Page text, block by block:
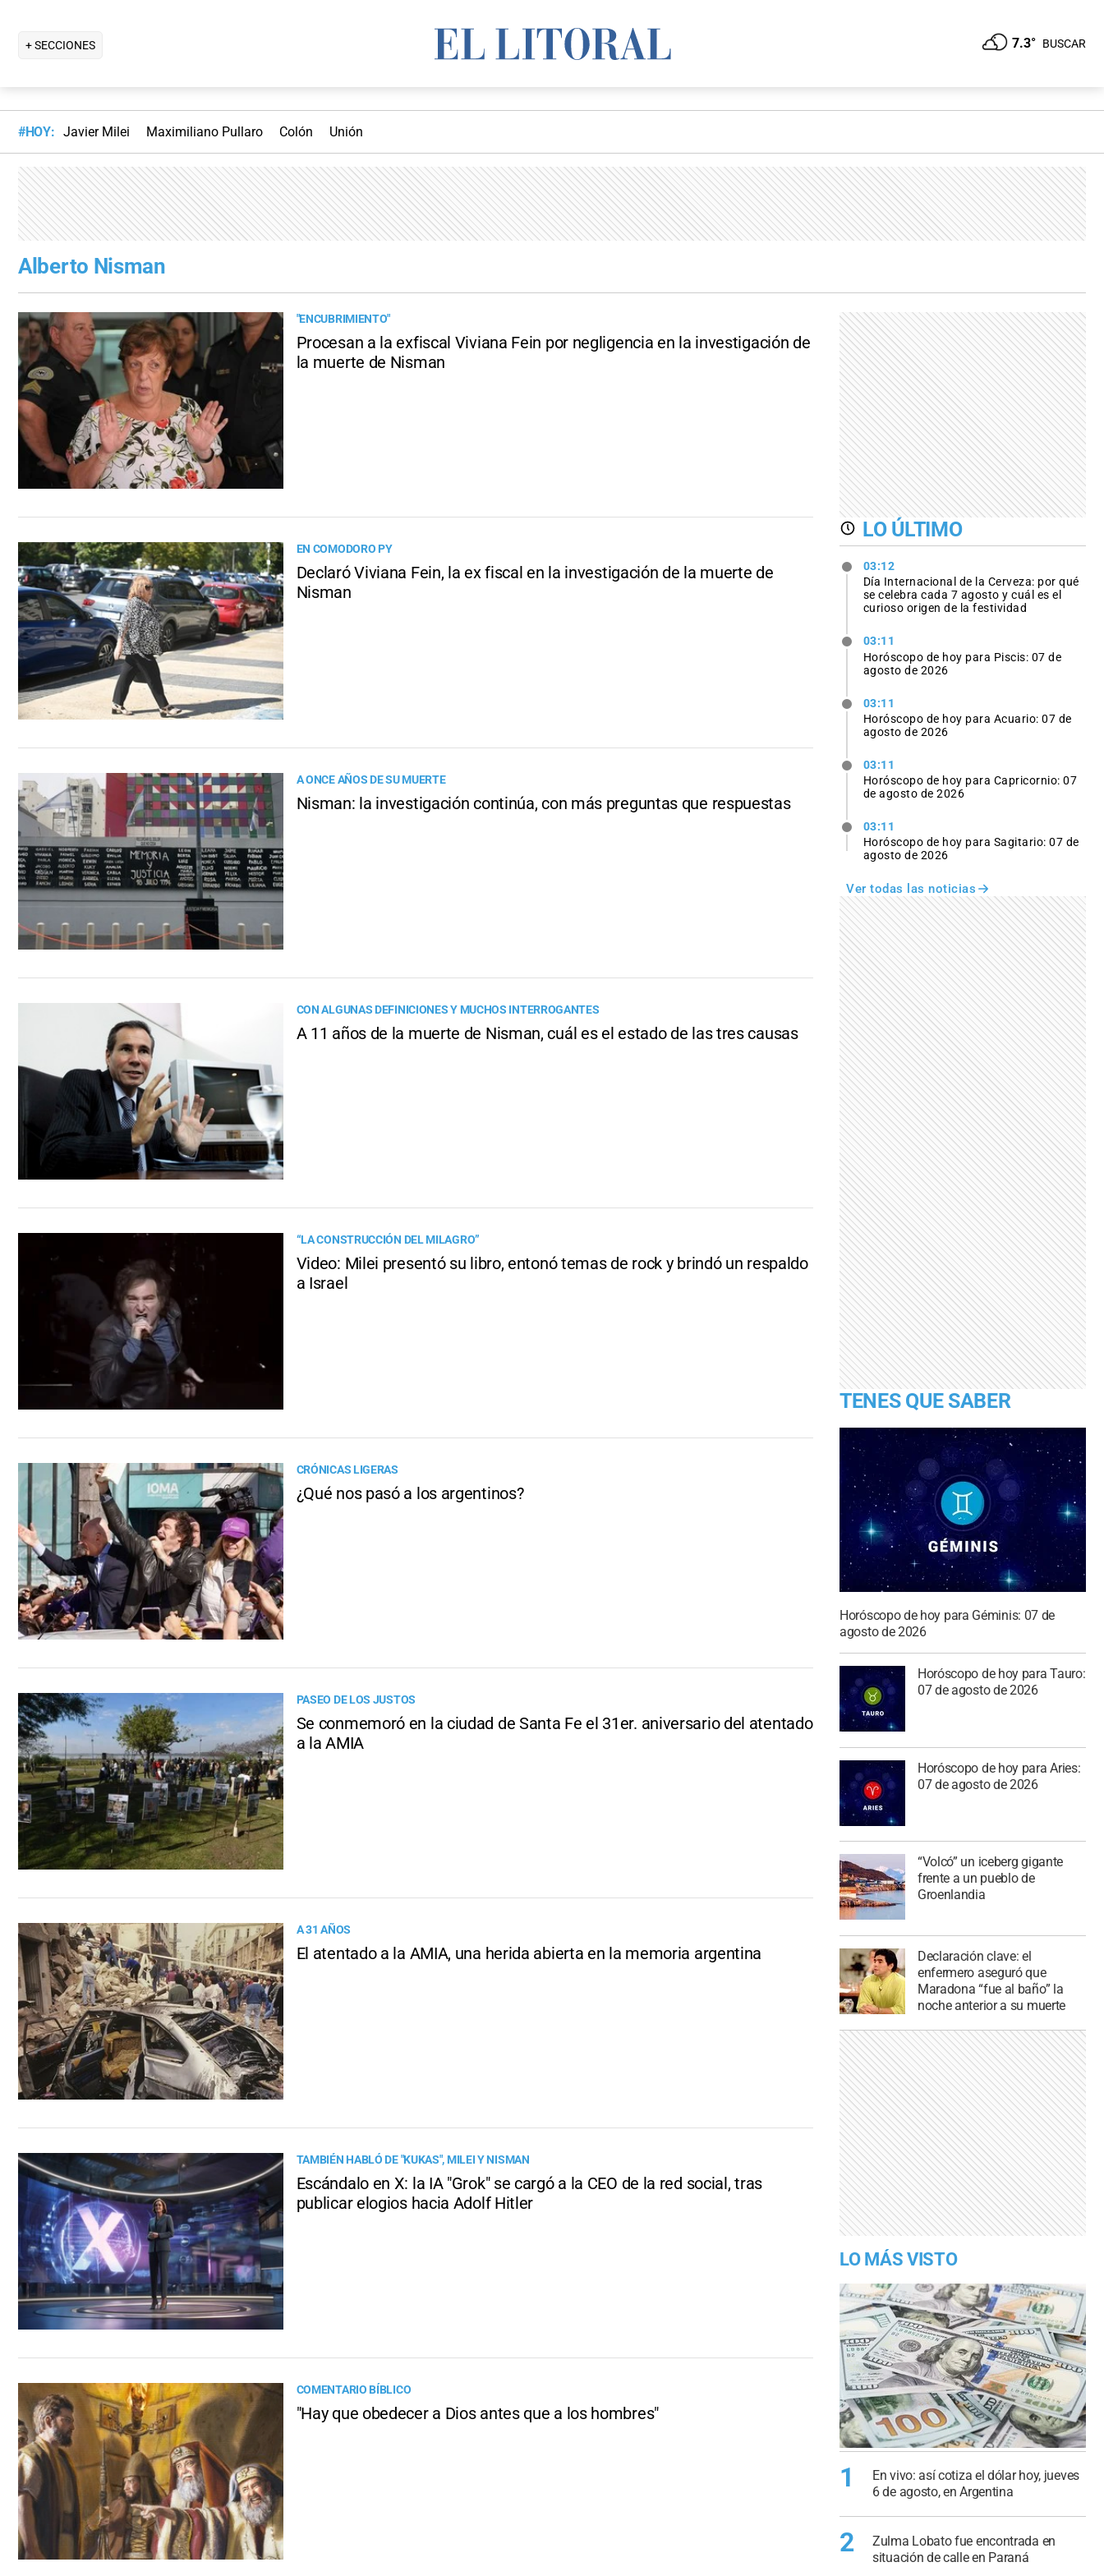
+ SECCIONES 7.3° BUSCAR
#HOY: Javier Milei Maximiliano Pullaro Colón Unión
Alberto Nisman
"ENCUBRIMIENTO"
Procesan a la exfiscal Viviana Fein por negligencia en la investigación de
la muerte de Nisman
EN COMODORO PY
Declaró Viviana Fein, la ex fiscal en la investigación de la muerte de
Nisman
A ONCE AÑOS DE SU MUERTE
Nisman: la investigación continúa, con más preguntas que respuestas
CON ALGUNAS DEFINICIONES Y MUCHOS INTERROGANTES
A 11 años de la muerte de Nisman, cuál es el estado de las tres causas
“LA CONSTRUCCIÓN DEL MILAGRO”
Video: Milei presentó su libro, entonó temas de rock y brindó un respaldo
a Israel
CRÓNICAS LIGERAS
¿Qué nos pasó a los argentinos?
PASEO DE LOS JUSTOS
Se conmemoró en la ciudad de Santa Fe el 31er. aniversario del atentado
a la AMIA
A 31 AÑOS
El atentado a la AMIA, una herida abierta en la memoria argentina
TAMBIÉN HABLÓ DE "KUKAS", MILEI Y NISMAN
Escándalo en X: la IA "Grok" se cargó a la CEO de la red social, tras
publicar elogios hacia Adolf Hitler
COMENTARIO BÍBLICO
"Hay que obedecer a Dios antes que a los hombres"
LO ÚLTIMO
03:12
Día Internacional de la Cerveza: por qué
se celebra cada 7 agosto y cuál es el
curioso origen de la festividad
03:11
Horóscopo de hoy para Piscis: 07 de
agosto de 2026
03:11
Horóscopo de hoy para Acuario: 07 de
agosto de 2026
03:11
Horóscopo de hoy para Capricornio: 07
de agosto de 2026
03:11
Horóscopo de hoy para Sagitario: 07 de
agosto de 2026
Ver todas las noticias
TENES QUE SABER
Horóscopo de hoy para Géminis: 07 de
agosto de 2026
Horóscopo de hoy para Tauro:
07 de agosto de 2026
Horóscopo de hoy para Aries:
07 de agosto de 2026
“Volcó” un iceberg gigante
frente a un pueblo de
Groenlandia
Declaración clave: el
enfermero aseguró que
Maradona “fue al baño” la
noche anterior a su muerte
LO MÁS VISTO
1
En vivo: así cotiza el dólar hoy, jueves
6 de agosto, en Argentina
2
Zulma Lobato fue encontrada en
situación de calle en Paraná